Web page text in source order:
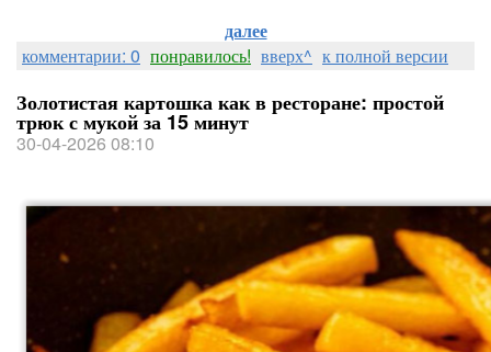
далее
комментарии: 0 понравилось! вверх^ к полной версии
Золотистая картошка как в ресторане: простой
трюк с мукой за 15 минут
30-04-2026 08:10